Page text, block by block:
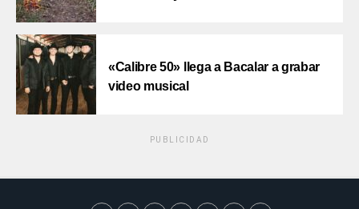
«Calibre 50» llega a Bacalar a grabar
video musical
PUBLICIDAD